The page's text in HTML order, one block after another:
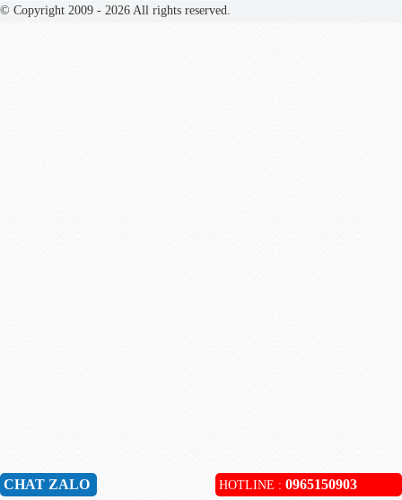
© Copyright 2009 - 2026 All rights reserved.
CHAT ZALO HOTLINE : 0965150903